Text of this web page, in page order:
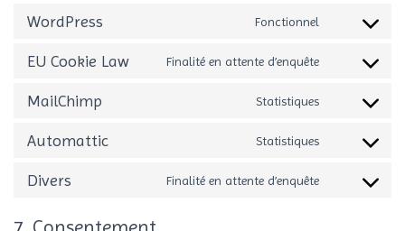
service
WordPress Fonctionnel
Consent
service
EU Cookie Law Finalité en attente d’enquête
Consent
service
cookie-
MailChimp Statistiques
Consent
service
Automattic Statistiques
Consent
service
Divers Finalité en attente d’enquête
Consent